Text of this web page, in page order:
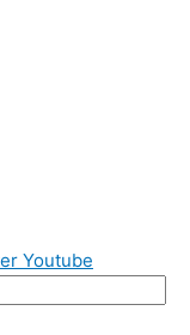
Youtube